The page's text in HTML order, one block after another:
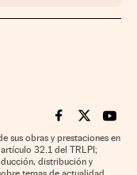
Cinco Días en
Cinco Días
Cinco
sus obras y prestaciones en
32.1 del TRLPI;
distribución y